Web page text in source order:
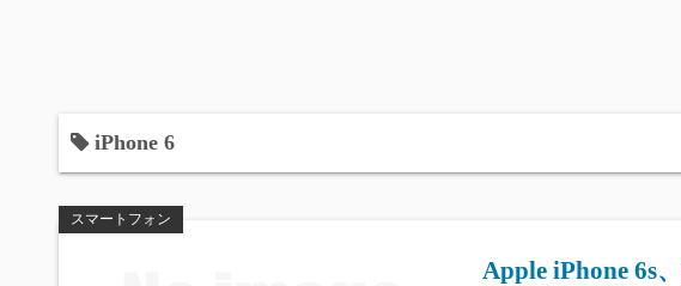
iPhone 6
スマートフォン
Apple iPhone 6s